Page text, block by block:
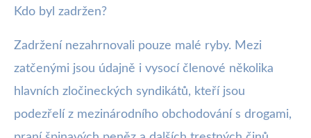
Kdo byl zadržen?
Zadržení nezahrnovali pouze malé ryby. Mezi
zatčenými jsou údajně i vysocí členové několika
hlavních zločineckých syndikátů, kteří jsou
podezřelí z mezinárodního obchodování s drogami,